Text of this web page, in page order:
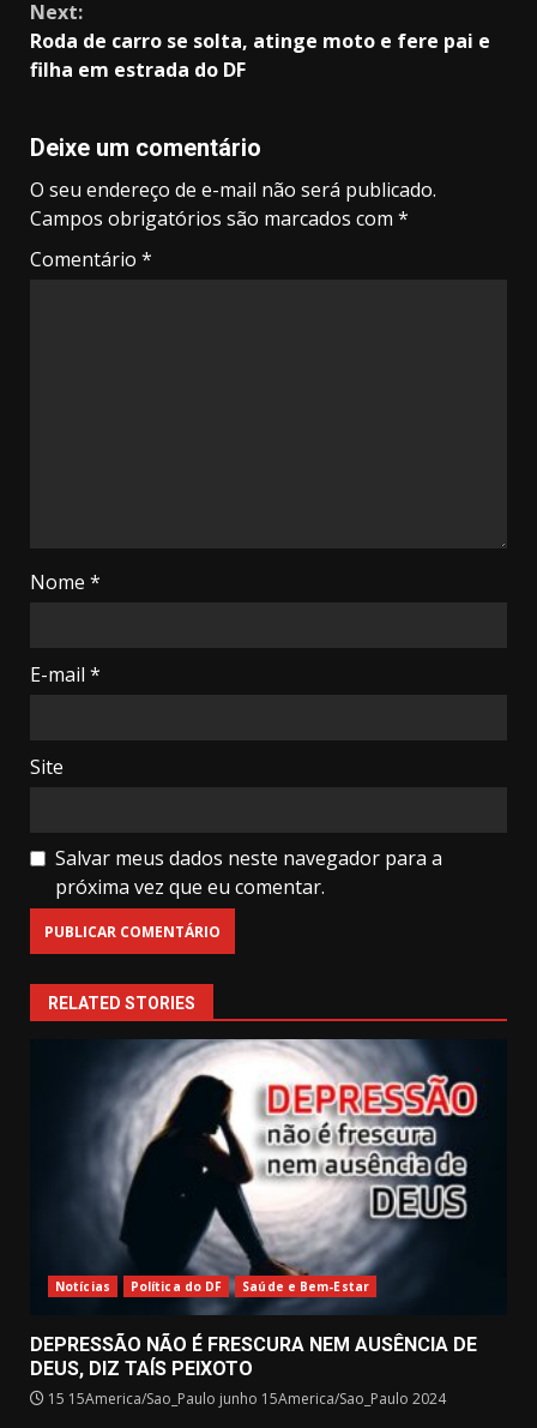
Next:
Roda de carro se solta, atinge moto e fere pai e
filha em estrada do DF
Deixe um comentário
O seu endereço de e-mail não será publicado.
Campos obrigatórios são marcados com *
Comentário *
Nome *
E-mail *
Site
Salvar meus dados neste navegador para a
próxima vez que eu comentar.
RELATED STORIES
Notícias Política do DF Saúde e Bem-Estar
DEPRESSÃO NÃO É FRESCURA NEM AUSÊNCIA DE
DEUS, DIZ TAÍS PEIXOTO
15 15America/Sao_Paulo junho 15America/Sao_Paulo 2024